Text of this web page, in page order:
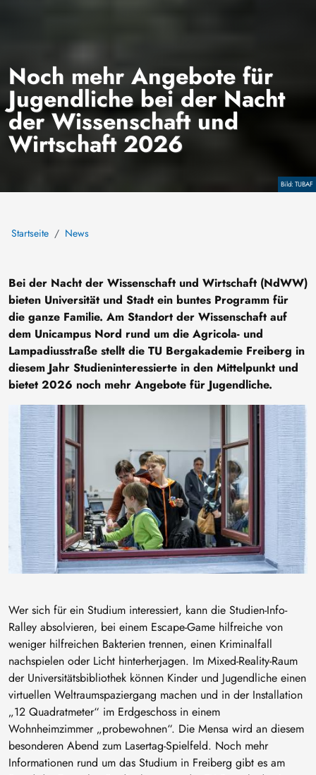
Copyright
TUBAF
Noch mehr Angebote für
Jugendliche bei der Nacht
der Wissenschaft und
Wirtschaft 2026
Startseite News
Bei der Nacht der Wissenschaft und Wirtschaft (NdWW)
bieten Universität und Stadt ein buntes Programm für
die ganze Familie. Am Standort der Wissenschaft auf
dem Unicampus Nord rund um die Agricola- und
Lampadiusstraße stellt die TU Bergakademie Freiberg in
diesem Jahr Studieninteressierte in den Mittelpunkt und
bietet 2026 noch mehr Angebote für Jugendliche.
Image
Wer sich für ein Studium interessiert, kann die Studien-Info-
Ralley absolvieren, bei einem Escape-Game hilfreiche von
weniger hilfreichen Bakterien trennen, einen Kriminalfall
nachspielen oder Licht hinterherjagen. Im Mixed-Reality-Raum
der Universitätsbibliothek können Kinder und Jugendliche einen
virtuellen Weltraumspaziergang machen und in der Installation
„12 Quadratmeter“ im Erdgeschoss in einem
Wohnheimzimmer „probewohnen“. Die Mensa wird an diesem
besonderen Abend zum Lasertag-Spielfeld. Noch mehr
Informationen rund um das Studium in Freiberg gibt es am